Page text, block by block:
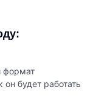
формат
будет работать